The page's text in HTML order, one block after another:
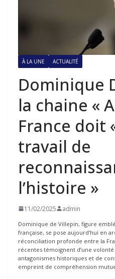
À LA UNE ACTUALITÉ
Dominique
la chaine «
France doit
travail de
l’histoire »
11/02/2025 admin
Dominique de Villepin, figure
française, se pose aujourd’hui en
réconciliation profonde entre la
récentes témoignent d’une
antagonismes historiques et de
empreint de compréhension